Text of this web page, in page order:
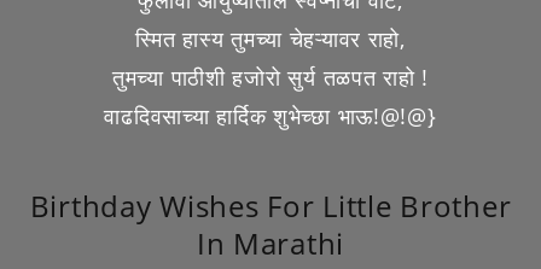
स्मित हास्य तुमच्या चेहऱ्यावर राहो,
तुमच्या पाठीशी हजोरो सुर्य तळपत राहो !
वाढदिवसाच्या हार्दिक शुभेच्छा भाऊ!@!@}
Birthday Wishes For Little Brother
In Marathi